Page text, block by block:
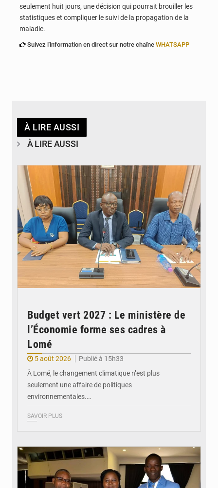
seulement huit jours, une décision qui pourrait brouiller les
statistiques et compliquer le suivi de la propagation de la
maladie.
Suivez l'information en direct sur notre chaîne WHATSAPP
À LIRE AUSSI
À LIRE AUSSI
Budget vert 2027 : Le ministère de
l’Économie forme ses cadres à
Lomé
5 août 2026
Publié à 15h33
À Lomé, le changement climatique n’est plus
seulement une affaire de politiques
environnementales.…
SAVOIR PLUS